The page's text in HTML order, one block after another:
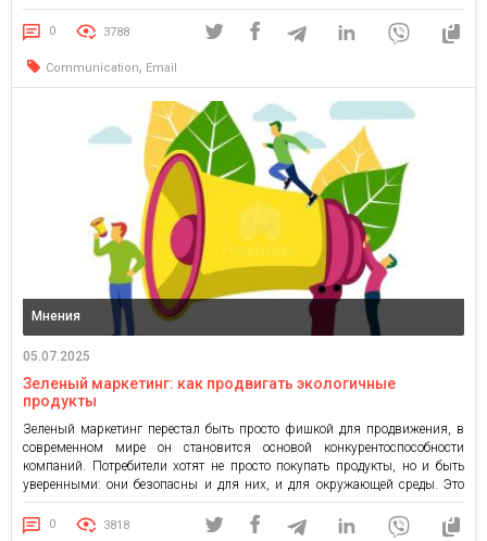
о нем позаботились. И на этом этапе программа лояльности перестает
быть просто набором условных «бонусов за покупку», а […]
0 3788
Communication, Email
Мнения
05.07.2025
Зеленый маркетинг: как продвигать экологичные
продукты
Зеленый маркетинг перестал быть просто фишкой для продвижения, в
современном мире он становится основой конкурентоспособности
компаний. Потребители хотят не просто покупать продукты, но и быть
уверенными: они безопасны и для них, и для окружающей среды. Это
подтверждают данные McKinsey & Company: лояльность покупателей
вырастает на 37% благодаря зеленому маркетингу. Клиенты не просто
0 3818